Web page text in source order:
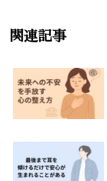
関連記事